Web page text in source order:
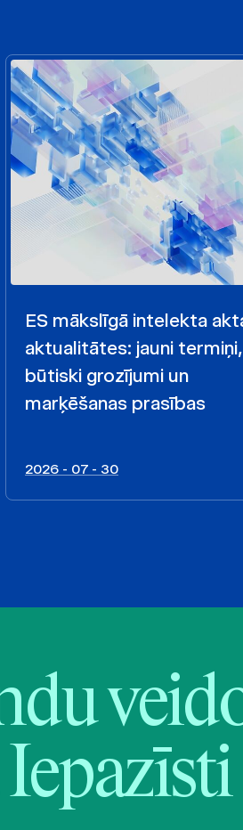
ES mākslīgā intelekta
aktualitātes: jauni termiņi,
būtiski grozījumi un
marķēšanas prasības
2026 - 07 - 30